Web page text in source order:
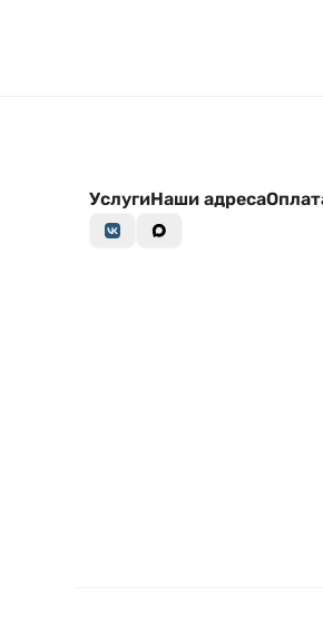
УслугиНаши адреса